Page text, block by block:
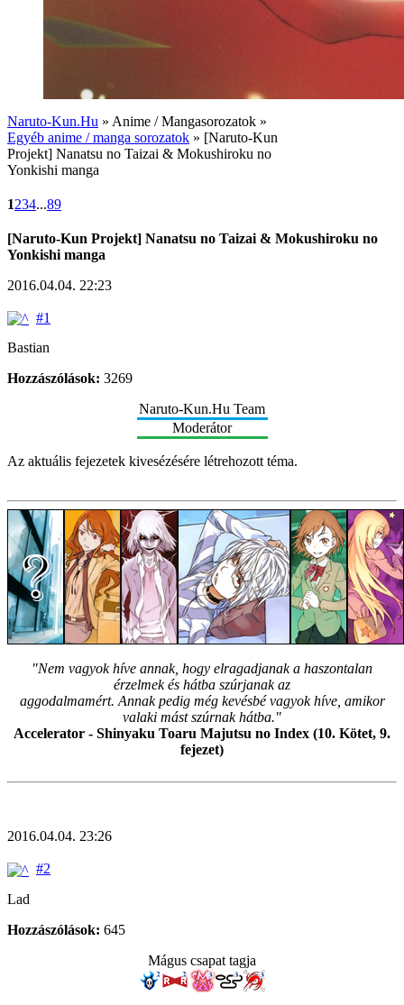
Naruto-Kun.Hu » Anime / Mangasorozatok »
Egyéb anime / manga sorozatok » [Naruto-Kun
Projekt] Nanatsu no Taizai & Mokushiroku no
Yonkishi manga
1234...89
[Naruto-Kun Projekt] Nanatsu no Taizai & Mokushiroku no
Yonkishi manga
2016.04.04. 22:23
#1
Bastian
Hozzászólások: 3269
Naruto-Kun.Hu Team
Moderátor
Az aktuális fejezetek kivesézésére létrehozott téma.
"Nem vagyok híve annak, hogy elragadjanak a haszontalan
érzelmek és hátba szúrjanak az
aggodalmamért. Annak pedig még kevésbé vagyok híve, amikor
valaki mást szúrnak hátba."
Accelerator - Shinyaku Toaru Majutsu no Index (10. Kötet, 9.
fejezet)
2016.04.04. 23:26
#2
Lad
Hozzászólások: 645
Mágus csapat tagja